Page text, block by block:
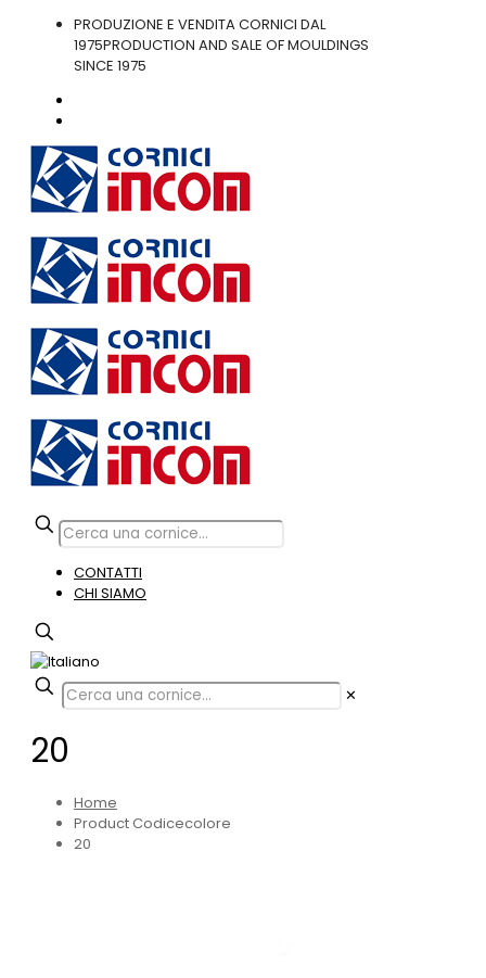
PRODUZIONE E VENDITA CORNICI DAL
1975PRODUCTION AND SALE OF MOULDINGS
SINCE 1975
CONTATTI
CHI SIAMO
✕
20
Home
Product Codicecolore
20